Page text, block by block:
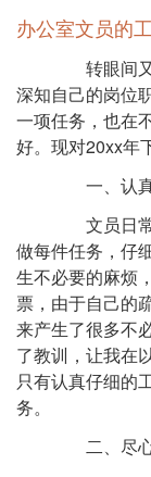
办公室文员的
转眼间又
深知自己的岗位
一项任务，也在
好。现对20xx年
一、认真
文员日常
做每件任务，仔
生不必要的麻烦
票，由于自己的
来产生了很多不
了教训，让我在
只有认真仔细的
务。
二、尽心